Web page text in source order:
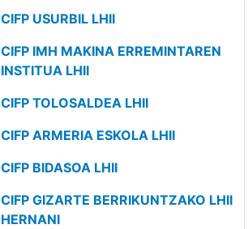
CIFP USURBIL LHII
CIFP IMH MAKINA ERREMINTAREN
INSTITUA LHII
CIFP TOLOSALDEA LHII
CIFP ARMERIA ESKOLA LHII
CIFP BIDASOA LHII
CIFP GIZARTE BERRIKUNTZAKO LHII
HERNANI